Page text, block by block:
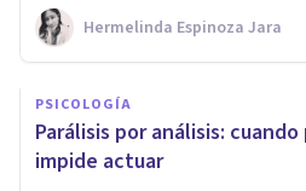
Hermelinda Espinoza Jara
PSICOLOGÍA
Parálisis por análisis:
impide actuar